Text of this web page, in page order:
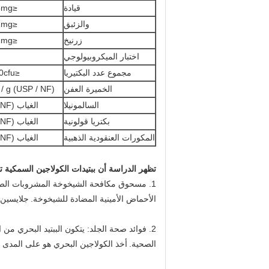
قيادة
≤0.5mg / كغ
والزئبق
≤0.1mg / كغ
زرنيخ
≤0.1mg / كغ
اختبار الميكروبيولوجي
مجموع عدد البكتيريا
≤1000cfu / ز
الخميرة العفن
g (USP / NF)
السالمونيلا
الغياب (USP / NF)
بكتريا قولونية
الغياب (USP / NF)
المكورات العنقودية الذهبية
الغياب (USP / NF)
تظهر الدراسة أن ببتيدات الكولاجين
1. مسحوق مكافحة الشيخوخة المشروبات الصلبة.
الأحماض الأمينية المضادة للشيخوخة.
2. فوائد صحة الجلد: يتكون الببتيد البحري
الصحية. أخذ الكولاجين البحري هو على